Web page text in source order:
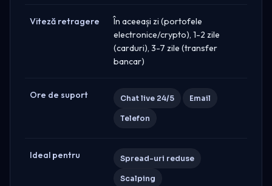
Viteză retragere
În aceeași zi (portofele
electronice/crypto), 1-2 zile
(carduri), 3-7 zile (transfer
bancar)
Ore de suport Chat live 24/5 Email
Telefon
Ideal pentru Spread-uri reduse
Scalping